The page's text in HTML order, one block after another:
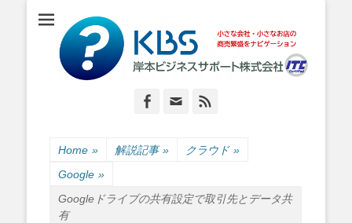
岸本ビジネスサポ
ート株式会社
小さな会社・小さなお店のIT経営をナビゲーション
Facebook
Email
Home » 解説記事 » クラウド »
Google »
Googleドライブの共有設定で取引先とデータ共
有